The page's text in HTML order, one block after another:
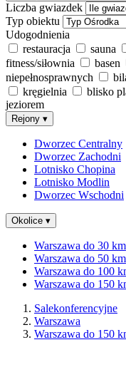
Liczba gwiazdek
Typ obiektu
Udogodnienia
restauracja
sauna
fitness/siłownia
basen
niepełnosprawnych
kręgielnia
blisko
jeziorem
Rejony ▾
Dworzec Centralny
Dworzec Zachodni
Lotnisko Chopina
Lotnisko Modlin
Dworzec Wschodni
Okolice ▾
Warszawa do 30 km
Warszawa do 50 km
Warszawa do 100
Warszawa do 150
Salekonferencyjne
Warszawa
Warszawa do 150